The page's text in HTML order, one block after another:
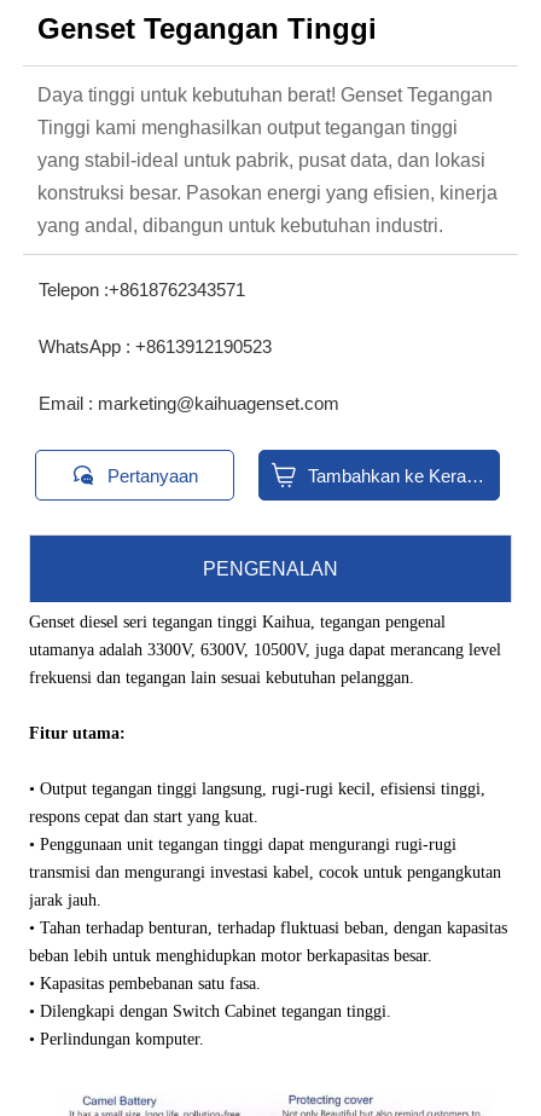
Genset Tegangan Tinggi
Daya tinggi untuk kebutuhan berat! Genset Tegangan
Tinggi kami menghasilkan output tegangan tinggi
yang stabil-ideal untuk pabrik, pusat data, dan lokasi
konstruksi besar. Pasokan energi yang efisien, kinerja
yang andal, dibangun untuk kebutuhan industri.
Telepon :+8618762343571
WhatsApp : +8613912190523
Email : marketing@kaihuagenset.com
 Pertanyaan  Tambahkan ke Keranjang
PENGENALAN
Genset diesel seri tegangan tinggi Kaihua, tegangan pengenal
utamanya adalah 3300V, 6300V, 10500V, juga dapat merancang level
frekuensi dan tegangan lain sesuai kebutuhan pelanggan.
Fitur utama:
• Output tegangan tinggi langsung, rugi-rugi kecil, efisiensi tinggi,
respons cepat dan start yang kuat.
• Penggunaan unit tegangan tinggi dapat mengurangi rugi-rugi
transmisi dan mengurangi investasi kabel, cocok untuk pengangkutan
jarak jauh.
• Tahan terhadap benturan, terhadap fluktuasi beban, dengan kapasitas
beban lebih untuk menghidupkan motor berkapasitas besar.
• Kapasitas pembebanan satu fasa.
• Dilengkapi dengan Switch Cabinet tegangan tinggi.
• Perlindungan komputer.